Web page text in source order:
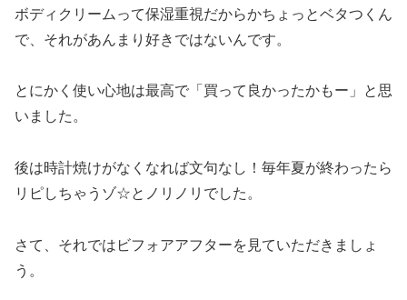
ボディクリームって保湿重視だからかちょっとベタつくん
で、それがあんまり好きではないんです。
とにかく使い心地は最高で「買って良かったかもー」と思
いました。
後は時計焼けがなくなれば文句なし！毎年夏が終わったら
リピしちゃうゾ☆とノリノリでした。
さて、それではビフォアアフターを見ていただきましょ
う。